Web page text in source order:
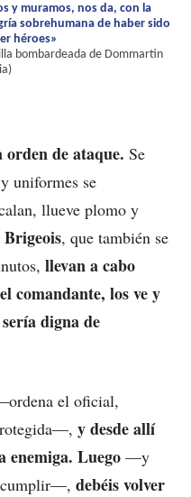
y muramos, nos da, con la
sobrehumana de haber sido
héroes»
bombardeada de Dommartin
orden de ataque. Se
uniformes se
llueve plomo y
, que también se
llevan a cabo
el comandante, los ve y
digna de
el oficial,
y desde allí
enemiga. Luego —y
cumplir—, debéis volver